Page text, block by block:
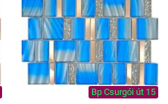
Bp Csurgói út 15